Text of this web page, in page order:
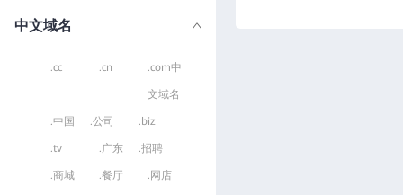
中文域名
.cc .cn .com中
文域名
.中国 .公司 .biz
.tv .广东 .招聘
.商城 .餐厅 .网店